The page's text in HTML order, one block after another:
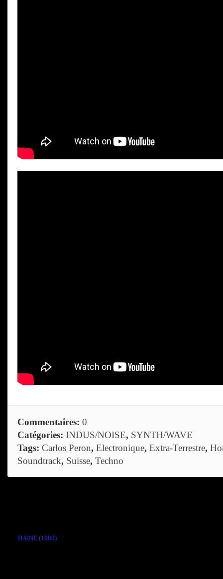
Commentaires: 0
Catégories: INDUS/NOISE, SYNTH/WAVE
Tags: Carlos Peron, Electronique, Extra-Terrestre,
Soundtrack, Suisse, Techno
HAINE (1980)